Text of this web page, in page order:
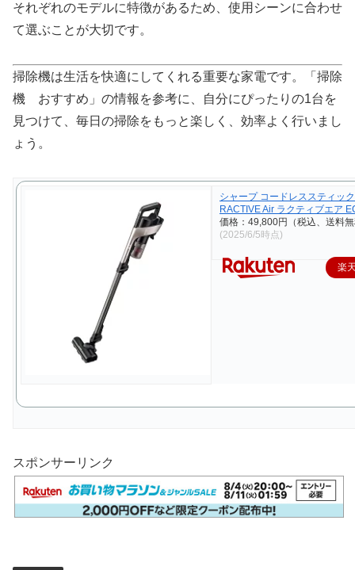
それぞれのモデルに特徴があるため、使用シーンに合わせ
て選ぶことが大切です。
掃除機は生活を快適にしてくれる重要な家電です。「掃除
機 おすすめ」の情報を参考に、自分にぴったりの1台を
見つけて、毎日の掃除をもっと楽しく、効率よく行いまし
ょう。
シャープ コードレススティッ
RACTIVE Air ラクティブエア
価格：49,800円（税込、送料
(2025/6/5時点)
楽
スポンサーリンク